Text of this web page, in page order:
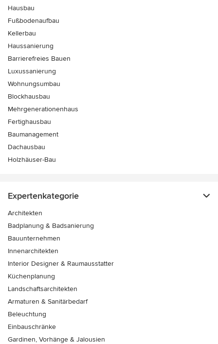
Hausbau
Fußbodenaufbau
Kellerbau
Haussanierung
Barrierefreies Bauen
Luxussanierung
Wohnungsumbau
Blockhausbau
Mehrgenerationenhaus
Fertighausbau
Baumanagement
Dachausbau
Holzhäuser-Bau
Expertenkategorie
Architekten
Badplanung & Badsanierung
Bauunternehmen
Innenarchitekten
Interior Designer & Raumausstatter
Küchenplanung
Landschaftsarchitekten
Armaturen & Sanitärbedarf
Beleuchtung
Einbauschränke
Gardinen, Vorhänge & Jalousien